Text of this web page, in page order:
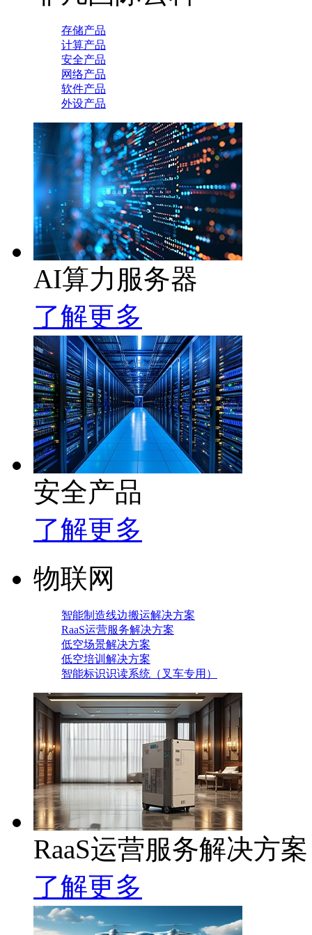
存储产品
计算产品
安全产品
网络产品
软件产品
外设产品
AI算力服务器
了解更多
安全产品
了解更多
物联网
智能制造线边搬运解决方案
RaaS运营服务解决方案
低空场景解决方案
低空培训解决方案
智能标识识读系统（叉车专用）
RaaS运营服务解决方案
了解更多